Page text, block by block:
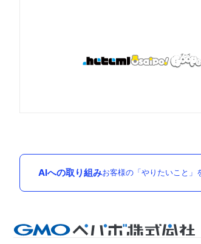
AIへの取り組みお客様の「やりたいこと」